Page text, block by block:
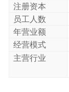
注册资本
员工人数
年营业额
经营模式
主营行业